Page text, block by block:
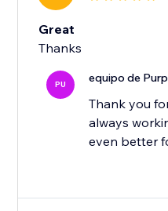
Great
Thanks
PU equipo de
Thank you
always
even better